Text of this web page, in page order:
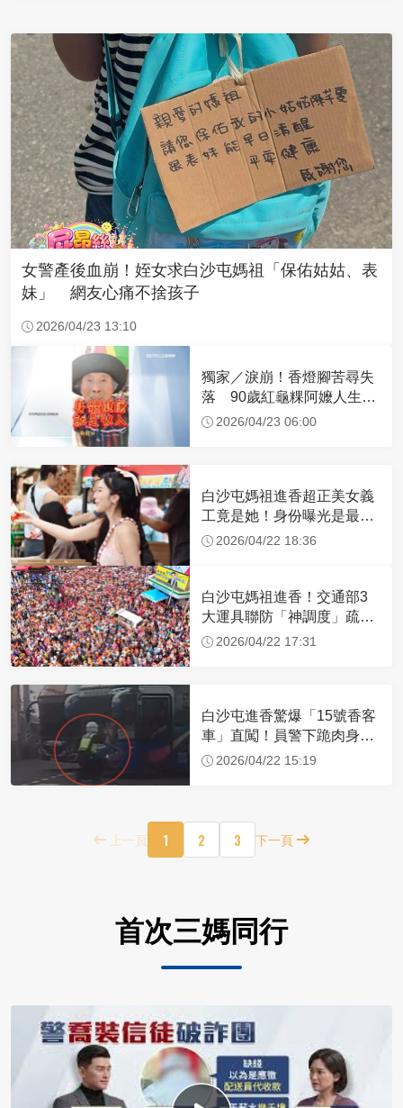
女警產後血崩！姪女求白沙屯媽祖「保佑姑姑、表
妹」 網友心痛不捨孩子
2026/04/23 13:10
獨家／淚崩！香燈腳苦尋失
落 90歲紅龜粿阿嬤人生謝
幕2026/04/23 06:00
白沙屯媽祖進香超正美女義
工竟是她！身份曝光是最美
禮生 一輩子不結婚
2026/04/22 18:36
白沙屯媽祖進香！交通部3
大運具聯防「神調度」疏運
32.1萬創新高
2026/04/22 17:31
白沙屯進香驚爆「15號香客
車」直闖！員警下跪肉身擋
車：讓行人先過
2026/04/22 15:19
上一頁 1 2 3 下一頁
首次三媽同行